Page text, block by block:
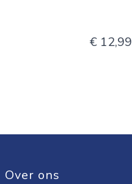
€ 12,99
Over ons